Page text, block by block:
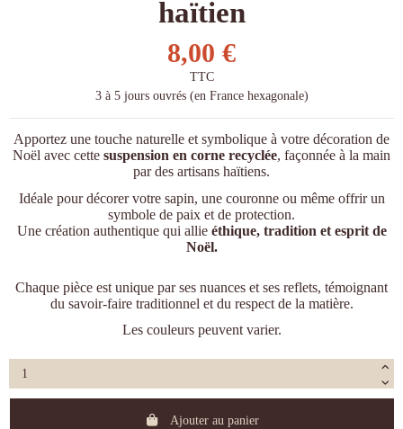
haïtien
8,00 €
TTC
3 à 5 jours ouvrés (en France hexagonale)
Apportez une touche naturelle et symbolique à votre décoration de
Noël avec cette suspension en corne recyclée, façonnée à la main
par des artisans haïtiens.
Idéale pour décorer votre sapin, une couronne ou même offrir un
symbole de paix et de protection.
Une création authentique qui allie éthique, tradition et esprit de
Noël.
Chaque pièce est unique par ses nuances et ses reflets, témoignant
du savoir-faire traditionnel et du respect de la matière.
Les couleurs peuvent varier.
Ajouter au panier